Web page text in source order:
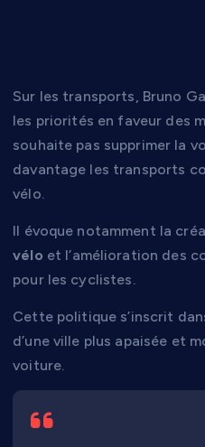
Sur les transports, Bruno
les priorités en faveur des
souhaite pas supprimer la
davantage les transports
vélo.
Il évoque notamment la
vélo et l’amélioration des
pour les cyclistes.
Cette politique s’inscrit
d’une ville plus apaisée et
voiture.